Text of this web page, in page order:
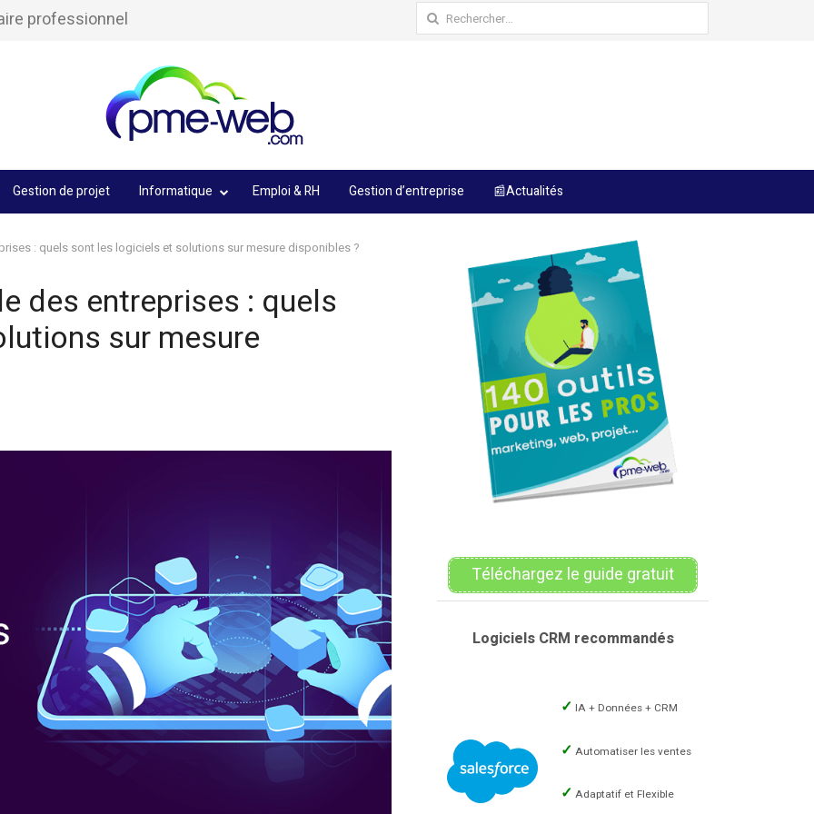
professionnel Rechercher :
Gestion de projet Informatique Emploi & RH Gestion d’entreprise 📰Actualités
: quels sont les logiciels et solutions sur mesure disponibles ?
des entreprises : quels
sur mesure
Téléchargez le guide gratuit
Logiciels CRM recommandés
IA + Données + CRM
Automatiser les ventes
Adaptatif et Flexible